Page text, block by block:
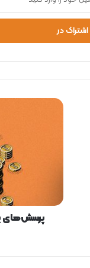
پ
ر
ا
پرسش‌های